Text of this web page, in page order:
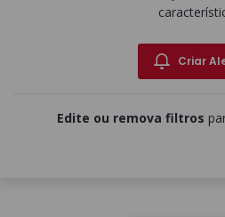
Criar
Edite ou remova filtros